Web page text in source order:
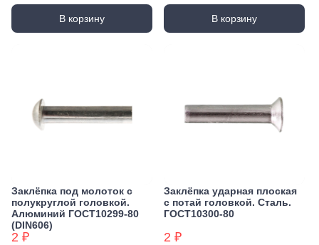
В корзину В корзину
Заклёпка под молоток с
полукруглой головкой.
Алюминий ГОСТ10299-80
(DIN606)
2 ₽
Заклёпка ударная плоская
с потай головкой. Сталь.
ГОСТ10300-80
2 ₽